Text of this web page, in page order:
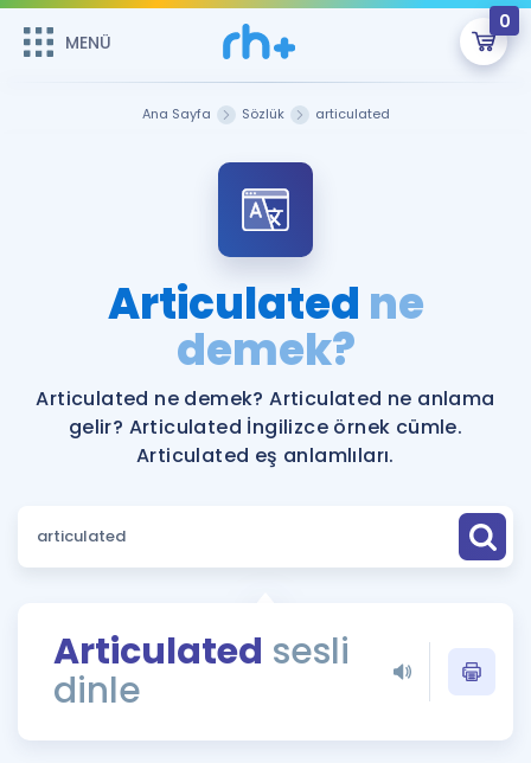
MENÜ
0
Şifremi Hatırlamıyorum
Sepetin Şu An Boş.
Remzi Hoca ile seni sınava hazırlayacak onlarca eğitim seni
bekliyor!
MENÜ
Katılımcı Görüşleri
Faydalı Araçlar
Ücretsiz Kaynaklar
ÖSYM Sınav Takvimi
Kampanyalar
İngilizce Gramer
Ana Sayfa Sözlük articulated
Articulated ne
demek?
Articulated ne demek? Articulated ne anlama
gelir? Articulated İngilizce örnek cümle.
Articulated eş anlamlıları.
Articulated sesli
dinle